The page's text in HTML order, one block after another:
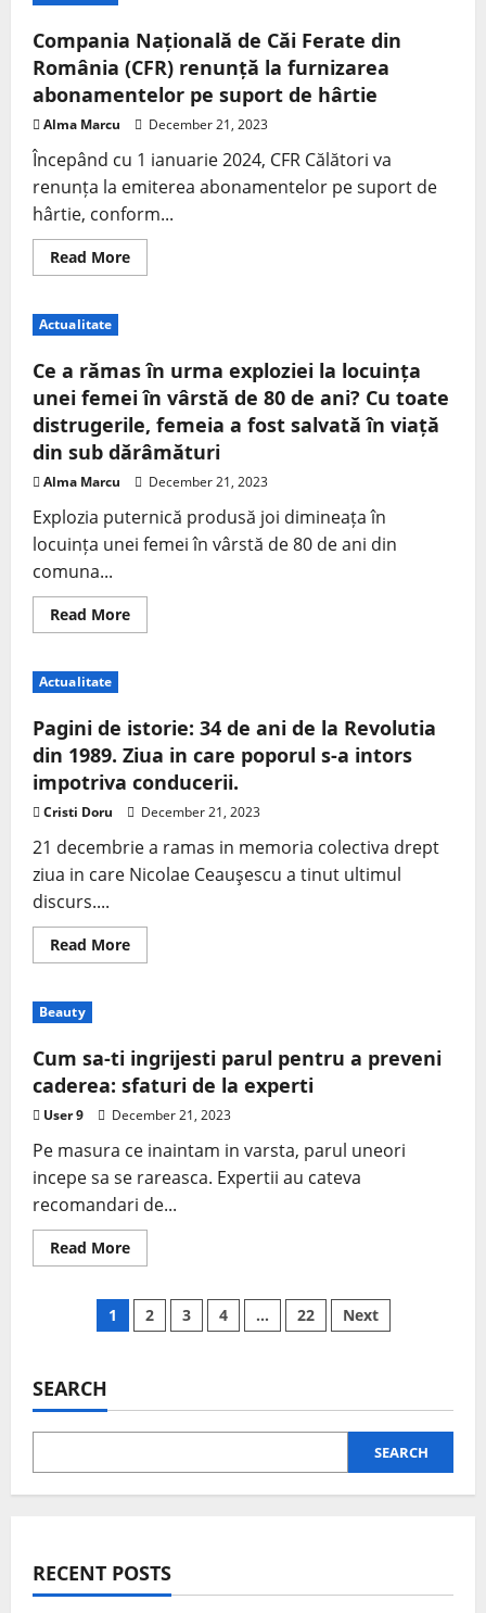
Compania Națională de Căi Ferate din
România (CFR) renunță la furnizarea
abonamentelor pe suport de hârtie
Alma Marcu December 21, 2023
Începând cu 1 ianuarie 2024, CFR Călători va
renunța la emiterea abonamentelor pe suport de
hârtie, conform...
Read More
Actualitate
Ce a rămas în urma exploziei la locuința
unei femei în vârstă de 80 de ani? Cu toate
distrugerile, femeia a fost salvată în viață
din sub dărâmături
Alma Marcu December 21, 2023
Explozia puternică produsă joi dimineața în
locuința unei femei în vârstă de 80 de ani din
comuna...
Read More
Actualitate
Pagini de istorie: 34 de ani de la Revolutia
din 1989. Ziua in care poporul s-a intors
impotriva conducerii.
Cristi Doru December 21, 2023
21 decembrie a ramas in memoria colectiva drept
ziua in care Nicolae Ceauşescu a tinut ultimul
discurs....
Read More
Beauty
Cum sa-ti ingrijesti parul pentru a preveni
caderea: sfaturi de la experti
User 9 December 21, 2023
Pe masura ce inaintam in varsta, parul uneori
incepe sa se rareasca. Expertii au cateva
recomandari de...
Read More
1 2 3 4 … 22 Next
SEARCH
SEARCH
RECENT POSTS